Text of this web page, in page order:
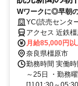
Wワークに◎早朝
代、60代）も活躍
YC(読売セン
アクセス 近鉄
宮前西口徒歩約
月給85,000円以
奈良県橿原市
勤務時間 実働
～25日 ・勤務